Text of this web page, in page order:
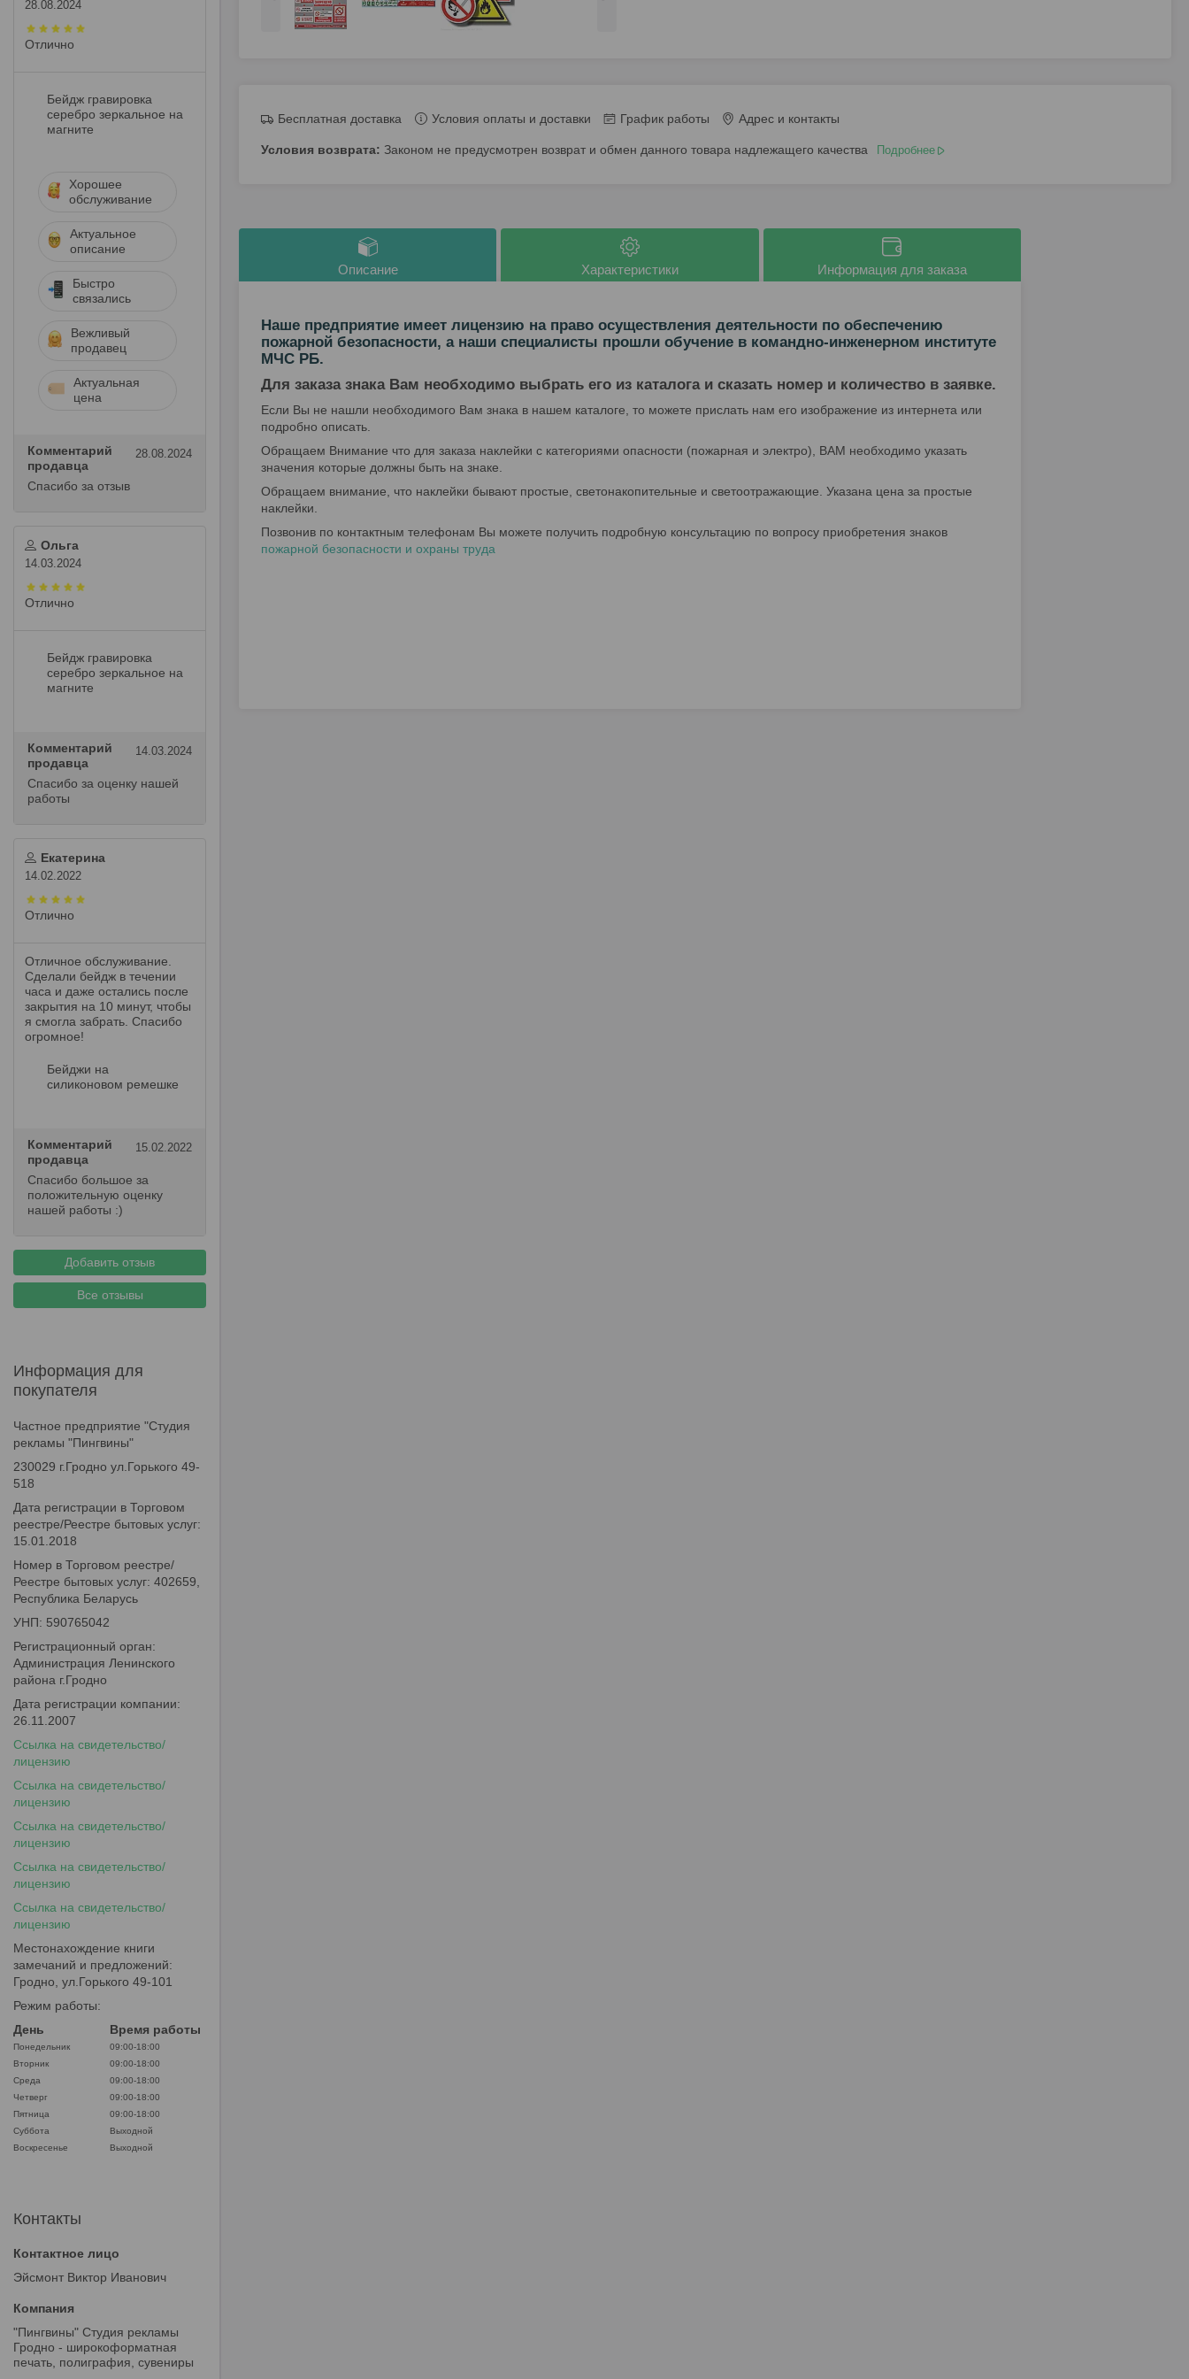
Бесплатная доставка Условия оплаты и доставки График работы Адрес и контакты
Законом не предусмотрен возврат и обмен данного товара надлежащего качества Подробнее
Описание Характеристики Информация для заказа
Наше предприятие имеет лицензию на право осуществления деятельности по обеспечению
пожарной безопасности, а наши специалисты прошли обучение в командно-инженерном институте
МЧС РБ.
Для заказа знака Вам необходимо выбрать его из каталога и сказать номер и количество в заявке.
Если Вы не нашли необходимого Вам знака в нашем каталоге, то можете прислать нам его изображение из интернета или
подробно описать.
Обращаем Внимание что для заказа наклейки с категориями опасности (пожарная и электро), ВАМ необходимо указать
значения которые должны быть на знаке.
Обращаем внимание, что наклейки бывают простые, светонакопительные и светоотражающие. Указана цена за простые
наклейки.
Позвонив по контактным телефонам Вы можете получить подробную консультацию по вопросу приобретения знаков
пожарной безопасности и охраны труда
28.08.2024
Отлично
Бейдж гравировка
серебро зеркальное на
магните
Хорошее
обслуживание
Актуальное
описание
Быстро
связались
Вежливый
продавец
Актуальная
цена
Комментарий
продавца
28.08.2024
Спасибо за отзыв
Ольга
14.03.2024
Отлично
Бейдж гравировка
серебро зеркальное на
магните
Комментарий
продавца
14.03.2024
Спасибо за оценку нашей
работы
Екатерина
14.02.2022
Отлично
Отличное обслуживание.
Сделали бейдж в течении
часа и даже остались после
закрытия на 10 минут, чтобы
я смогла забрать. Спасибо
огромное!
Бейджи на
силиконовом ремешке
Комментарий
продавца
15.02.2022
Спасибо большое за
положительную оценку
нашей работы :)
Добавить отзыв
Все отзывы
Информация для
покупателя
Частное предприятие "Студия
рекламы "Пингвины"
230029 г.Гродно ул.Горького 49-
518
Дата регистрации в Торговом
реестре/Реестре бытовых услуг:
15.01.2018
Номер в Торговом реестре/
Реестре бытовых услуг: 402659,
Республика Беларусь
УНП: 590765042
Регистрационный орган:
Администрация Ленинского
района г.Гродно
Дата регистрации компании:
26.11.2007
Ссылка на свидетельство/
лицензию
Ссылка на свидетельство/
лицензию
Ссылка на свидетельство/
лицензию
Ссылка на свидетельство/
лицензию
Ссылка на свидетельство/
лицензию
Местонахождение книги
замечаний и предложений:
Гродно, ул.Горького 49-101
Режим работы:
День
Время работы
Понедельник
09:00-18:00
Вторник
09:00-18:00
Среда
09:00-18:00
Четверг
09:00-18:00
Пятница
09:00-18:00
Суббота
Выходной
Воскресенье
Выходной
Контакты
Эйсмонт Виктор Иванович
"Пингвины" Студия рекламы
Гродно - широкоформатная
печать, полиграфия, сувениры